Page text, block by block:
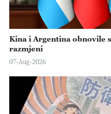
Kina i Argentina obnovile
razmjeni
07-Aug-2026